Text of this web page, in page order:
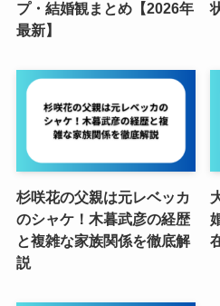
プ・結婚観まとめ【2026年
最新】
杉咲花の父親は元レベッカ
のシャケ！木暮武彦の経歴
と複雑な家族関係を徹底解
説